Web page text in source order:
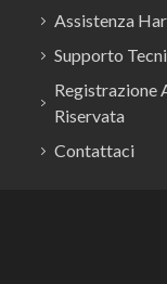
Assistenza
Supporto
Registrazione
Riservata
Contattaci